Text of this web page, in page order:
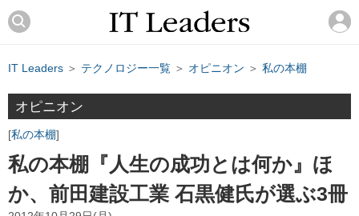
IT Leaders ＞ テクノロジー一覧 ＞ オピニオン ＞ 私の本棚
オピニオン
私の本棚
私の本棚『人生の成功とは何か』ほ
か、前田建設工業 石黒健氏が選ぶ3冊